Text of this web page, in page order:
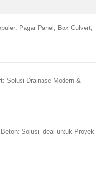
Pagar Panel, Box Culvert,
Solusi Drainase Modern &
Solusi Ideal untuk Proyek